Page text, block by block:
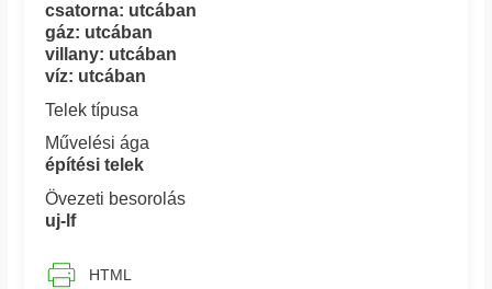
csatorna: utcában
gáz: utcában
villany: utcában
víz: utcában
Telek típusa
Művelési ága
építési telek
Övezeti besorolás
uj-lf
HTML